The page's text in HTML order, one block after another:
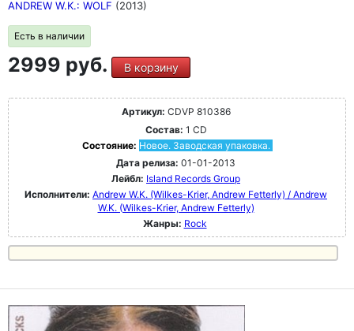
ANDREW W.K.: WOLF (2013)
Есть в наличии
2999 руб. В корзину
Артикул: CDVP 810386
Состав: 1 CD
Состояние: Новое. Заводская упаковка.
Дата релиза: 01-01-2013
Лейбл: Island Records Group
Исполнители: Andrew W.K. (Wilkes-Krier, Andrew Fetterly) / Andrew
W.K. (Wilkes-Krier, Andrew Fetterly)
Жанры: Rock